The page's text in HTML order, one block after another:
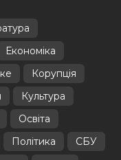
Економіка
Корупція
Культура
Освіта
Політика
СБУ